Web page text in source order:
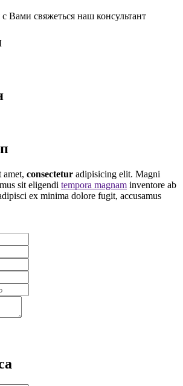
Вами свяжеться наш консультант
amet, consectetur adipisicing elit. Magni
sit eligendi tempora magnam inventore ab
ex minima dolore fugit, accusamus